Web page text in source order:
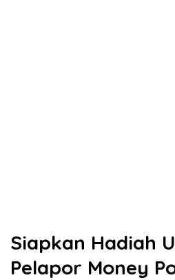
Siapkan Hadiah
Pelapor Money